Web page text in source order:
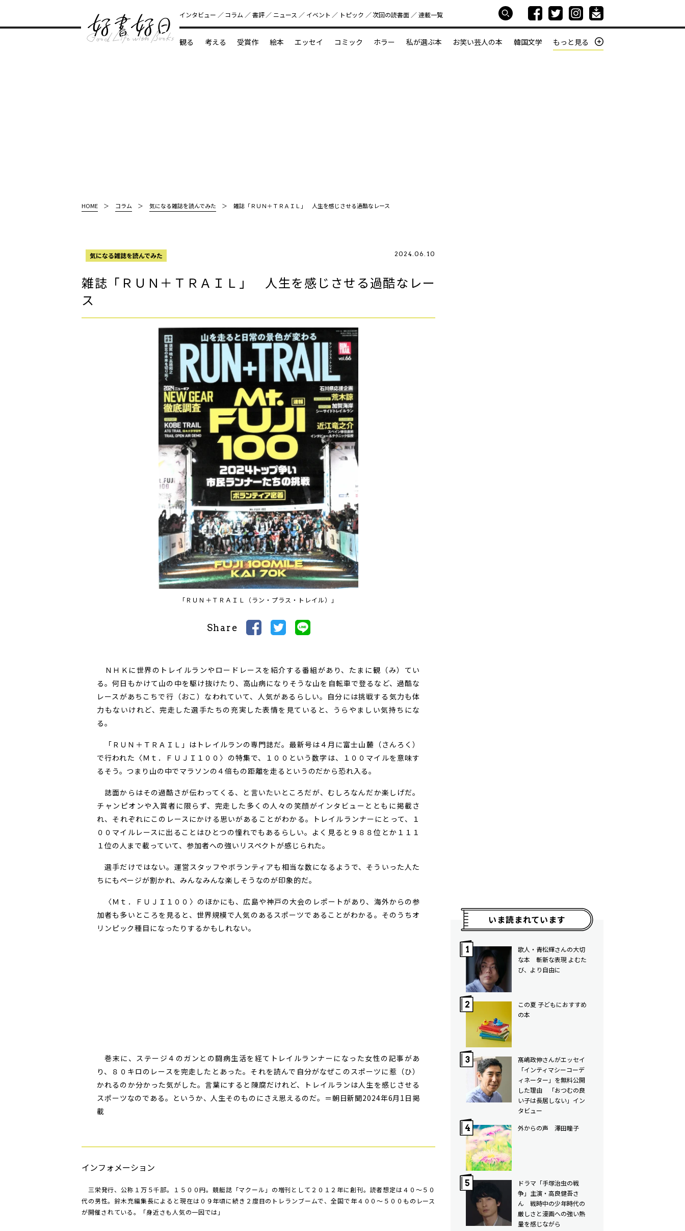
好書好日
インタビュー コラム 書評 ニュース イベント トピック 次回の読書⾯ 連載一覧
観る 考える 受賞作 絵本 エッセイ コミック ホラー 私が選ぶ本 お笑い芸人の本 韓国文学 もっと見る
HOME コラム 気になる雑誌を読んでみた 雑誌「ＲＵＮ＋ＴＲＡＩＬ」 人生を感じさせる過酷なレース
気になる雑誌を読んでみた 2024.06.10
雑誌「ＲＵＮ＋ＴＲＡＩＬ」 人生を感じさせる過酷なレー
ス
「ＲＵＮ＋ＴＲＡＩＬ（ラン・プラス・トレイル）」
Share
ＮＨＫに世界のトレイルランやロードレースを紹介する番組があり、たまに観（み）てい
る。何日もかけて山の中を駆け抜けたり、高山病になりそうな山を自転車で登るなど、過酷な
レースがあちこちで行（おこ）なわれていて、人気があるらしい。自分には挑戦する気力も体
力もないけれど、完走した選手たちの充実した表情を見ていると、うらやましい気持ちにな
る。
「ＲＵＮ＋ＴＲＡＩＬ」はトレイルランの専門誌だ。最新号は４月に富士山麓（さんろく）
で行われた〈Ｍｔ．ＦＵＪＩ１００〉の特集で、１００という数字は、１００マイルを意味す
るそう。つまり山の中でマラソンの４倍もの距離を走るというのだから恐れ入る。
誌面からはその過酷さが伝わってくる、と言いたいところだが、むしろなんだか楽しげだ。
チャンピオンや入賞者に限らず、完走した多くの人々の笑顔がインタビューとともに掲載さ
れ、それぞれにこのレースにかける思いがあることがわかる。トレイルランナーにとって、１
００マイルレースに出ることはひとつの憧れでもあるらしい。よく見ると９８８位とか１１１
１位の人まで載っていて、参加者への強いリスペクトが感じられた。
選手だけではない。運営スタッフやボランティアも相当な数になるようで、そういった人た
ちにもページが割かれ、みんなみんな楽しそうなのが印象的だ。
〈Ｍｔ．ＦＵＪＩ１００〉のほかにも、広島や神戸の大会のレポートがあり、海外からの参
加者も多いところを見ると、世界規模で人気のあるスポーツであることがわかる。そのうちオ
リンピック種目になったりするかもしれない。
巻末に、ステージ４のガンとの闘病生活を経てトレイルランナーになった女性の記事があ
り、８０キロのレースを完走したとあった。それを読んで自分がなぜこのスポーツに惹（ひ）
かれるのか分かった気がした。言葉にすると陳腐だけれど、トレイルランは人生を感じさせる
スポーツなのである。というか、人生そのものにさえ思えるのだ。＝朝日新聞2024年6月1日掲
載
インフォメーション
三栄発行、公称１万５千部。１５００円。競艇誌「マクール」の増刊として２０１２年に創刊。読者想定は４０～５０
代の男性。鈴木充編集長によると現在は０９年頃に続き２度目のトレランブームで、全国で年４００～５００ものレース
が開催されている。「身近さも人気の一因では」
いま読まれています
歌人・青松輝さんの大切
な本 斬新な表現 よむた
び、より自由に
この夏 子どもにおすすめ
の本
髙嶋政伸さんがエッセイ
「インティマシーコーデ
ィネーター」を無料公開
した理由 「おつむの良
い子は長居しない」イン
タビュー
外からの声 澤田瞳子
ドラマ「手塚治虫の戦
争」主演・高良健吾さ
ん 戦時中の少年時代の
厳しさと漫画への強い熱
量を感じながら